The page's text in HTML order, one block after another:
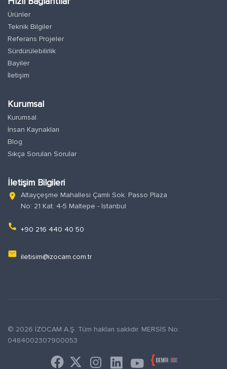
Ürünler
Teknik Bilgiler
Referans Projeler
Sürdürülebilirlik
Bayiler
İletişim
Kurumsal
Kurumsal
İnsan Kaynakları
Blog
Sıkça Sorulan Sorular
İletişim Bilgileri
location_on
Altayçeşme Mahallesi Çamlı Sok. Passo Plaza
No: 21 Kat: 4-5 Maltepe - İstanbul
phone +90 216 440 40 50
email iletisim@izocam.com.tr
© 2026 İZOCAM A.Ş. Tüm hakları saklıdır. MERSİS No:
0484002307900053